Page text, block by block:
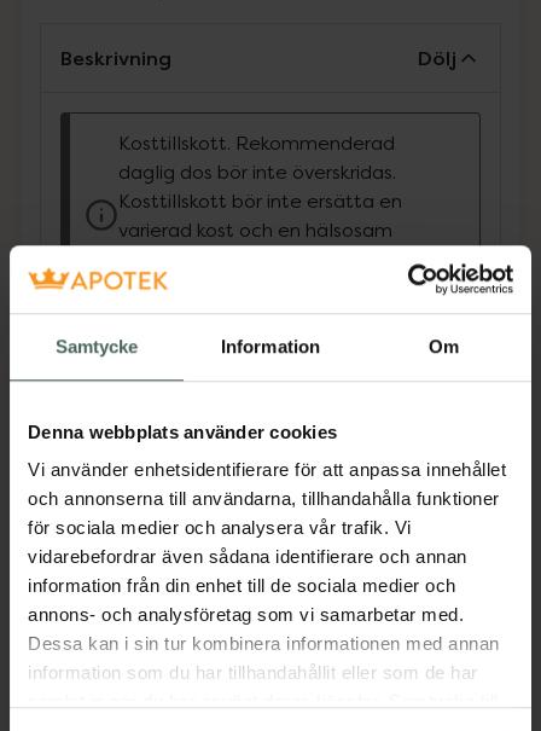
Samtycke Information Om
Denna webbplats använder cookies
Vi använder enhetsidentifierare för att anpassa innehållet
och annonserna till användarna, tillhandahålla funktioner
för sociala medier och analysera vår trafik. Vi
vidarebefordrar även sådana identifierare och annan
information från din enhet till de sociala medier och
annons- och analysföretag som vi samarbetar med.
Dessa kan i sin tur kombinera informationen med annan
information som du har tillhandahållit eller som de har
Beskrivning Dölj
Kosttillskott. Rekommenderad
daglig dos bör inte överskridas.
Kosttillskott bör inte ersätta en
varierad kost och en hälsosam
livsstil. Förvaras utom räckhåll för
små barn.
är ett ämne som finns naturligt i kroppens
ämnesomsättning. NAD+ Powder från
Vitaprana innehåller 300 mg ren NAD per
servering och består enbart av denna aktiva
ingrediens – helt utan tillsatser eller
fyllnadsmedel. Pulvret kan tas direkt i munnen
för enkel och snabb användning.
I kroppen omvandlas NAD till NAD+, den
biologiskt aktiva formen som krävs för en rad
viktiga processer, bland annat
citronsyracykeln – det system som omvandlar